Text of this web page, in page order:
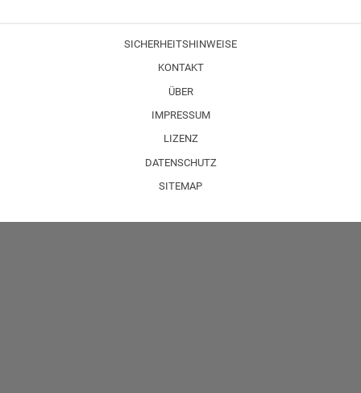
SICHERHEITSHINWEISE
KONTAKT
ÜBER
IMPRESSUM
LIZENZ
DATENSCHUTZ
SITEMAP